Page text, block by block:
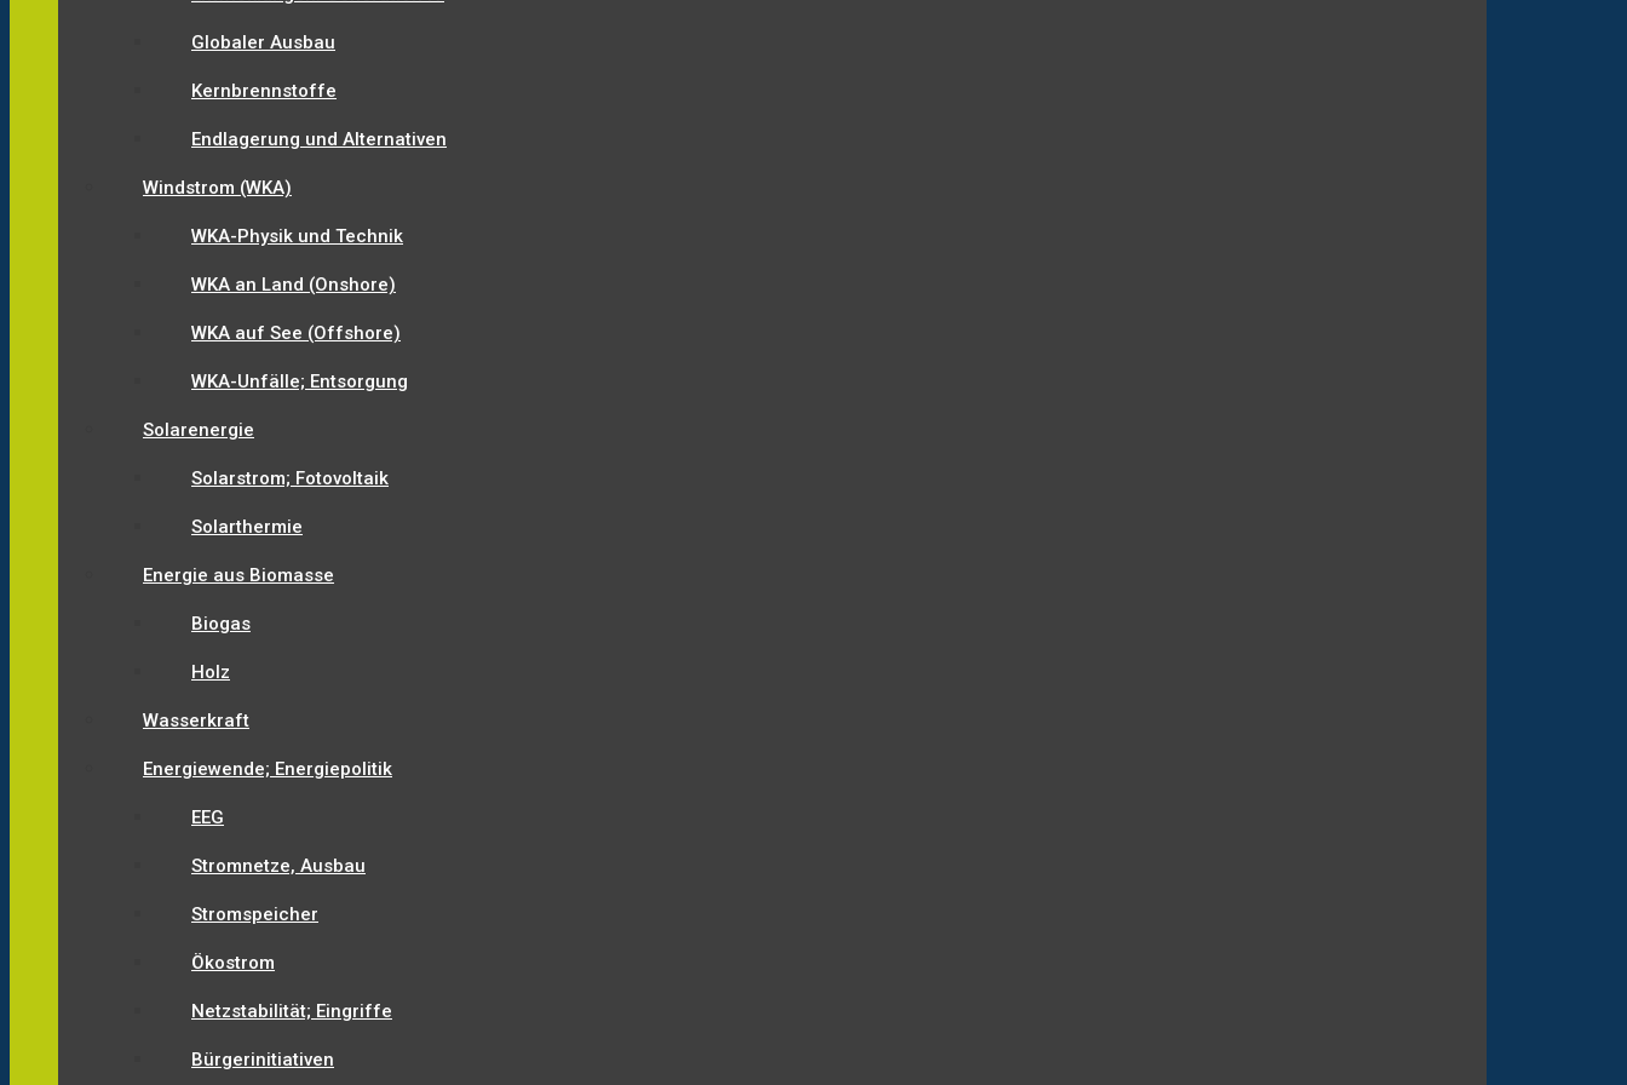
Globaler Ausbau
Kernbrennstoffe
Endlagerung und Alternativen
Windstrom (WKA)
WKA-Physik und Technik
WKA an Land (Onshore)
WKA auf See (Offshore)
WKA-Unfälle; Entsorgung
Solarenergie
Solarstrom; Fotovoltaik
Solarthermie
Energie aus Biomasse
Biogas
Holz
Wasserkraft
Energiewende; Energiepolitik
EEG
Stromnetze, Ausbau
Stromspeicher
Ökostrom
Netzstabilität; Eingriffe
Bürgerinitiativen